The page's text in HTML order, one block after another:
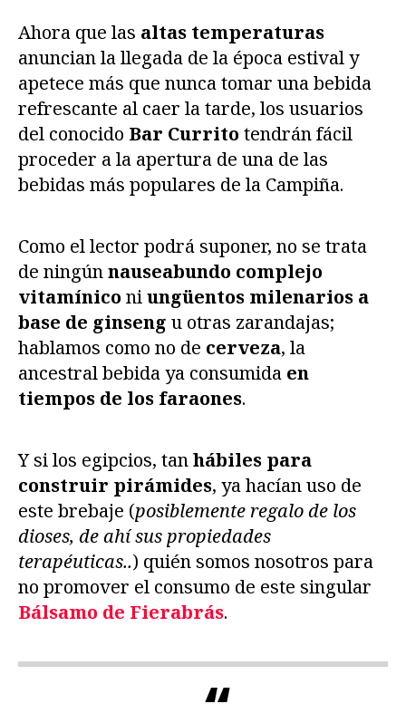
Ahora que las altas temperaturas
anuncian la llegada de la época estival y
apetece más que nunca tomar una bebida
refrescante al caer la tarde, los usuarios
del conocido Bar Currito tendrán fácil
proceder a la apertura de una de las
bebidas más populares de la Campiña.
Como el lector podrá suponer, no se trata
de ningúnnauseabundo complejo
vitamínico niungüentos milenarios a
base de ginseng u otras zarandajas;
hablamos como no de cerveza, la
ancestral bebida ya consumida en
tiempos de los faraones.
Y si los egipcios, tanhábiles para
construir pirámides, ya hacían uso de
este brebaje (posiblemente regalo de los
dioses, de ahí sus propiedades
terapéuticas..) quién somos nosotros para
no promover el consumo de este singular
Bálsamo de Fierabrás.